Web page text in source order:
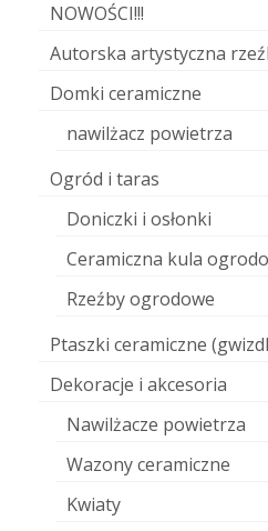
NOWOŚCI!!!
Autorska artystyczna
Domki ceramiczne
nawilżacz powietrza
Ogród i taras
Doniczki i osłonki
Ceramiczna kula
Rzeźby ogrodowe
Ptaszki ceramiczne
Dekoracje i akcesoria
Nawilżacze powietrza
Wazony ceramiczne
Kwiaty